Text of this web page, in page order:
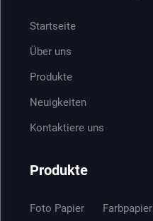
Startseite
Über uns
Produkte
Neuigkeiten
Kontaktiere uns
Produkte
Foto Papier
Farbpapier